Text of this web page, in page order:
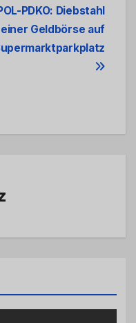
PDKO: Diebstahl
einer Geldbörse auf